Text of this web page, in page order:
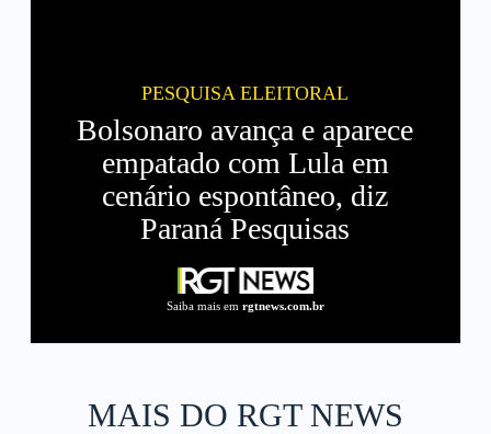
PESQUISA ELEITORAL
Bolsonaro avança e aparece
empatado com Lula em
cenário espontâneo, diz
Paraná Pesquisas
Saiba mais em rgtnews.com.br
MAIS DO RGT NEWS